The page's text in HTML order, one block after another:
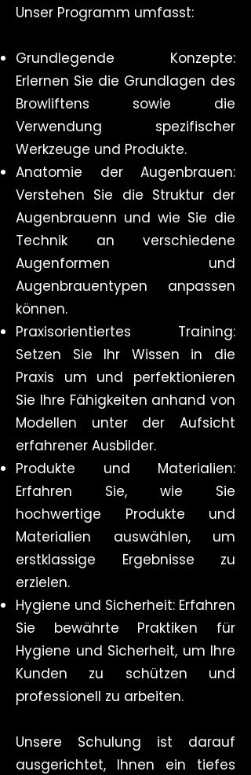
Unser Programm umfasst:
Grundlegende Konzepte:
Erlernen Sie die Grundlagen des
Browliftens sowie die
Verwendung spezifischer
Werkzeuge und Produkte.
Anatomie der Augenbrauen:
Verstehen Sie die Struktur der
Augenbrauenn und wie Sie die
Technik an verschiedene
Augenformen und
Augenbrauentypen anpassen
können.
Praxisorientiertes Training:
Setzen Sie Ihr Wissen in die
Praxis um und perfektionieren
Sie Ihre Fähigkeiten anhand von
Modellen unter der Aufsicht
erfahrener Ausbilder.
Produkte und Materialien:
Erfahren Sie, wie Sie
hochwertige Produkte und
Materialien auswählen, um
erstklassige Ergebnisse zu
erzielen.
Hygiene und Sicherheit: Erfahren
Sie bewährte Praktiken für
Hygiene und Sicherheit, um Ihre
Kunden zu schützen und
professionell zu arbeiten.
Unsere Schulung ist darauf
ausgerichtet, Ihnen ein tiefes